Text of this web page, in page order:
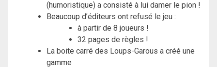
(humoristique) a consisté à lui damer le pion !
Beaucoup d’éditeurs ont refusé le jeu :
à partir de 8 joueurs !
32 pages de règles !
La boite carré des Loups-Garous a créé une
gamme